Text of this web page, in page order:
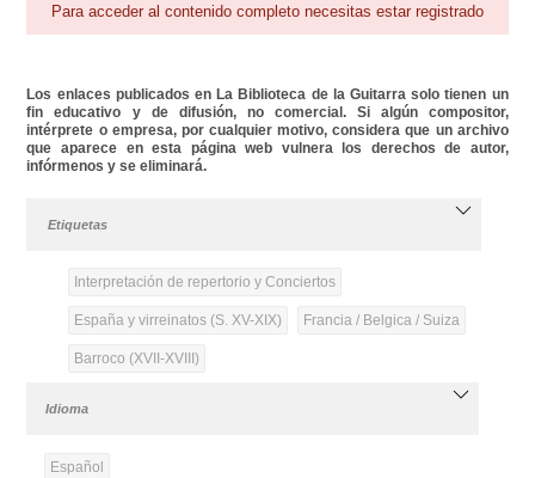
Para acceder al contenido completo necesitas estar registrado
Los enlaces publicados en La Biblioteca de la Guitarra solo tienen un
fin educativo y de difusión, no comercial. Si algún compositor,
intérprete o empresa, por cualquier motivo, considera que un archivo
que aparece en esta página web vulnera los derechos de autor,
infórmenos y se eliminará.
Etiquetas
Interpretación de repertorio y Conciertos
España y virreinatos (S. XV-XIX) Francia / Belgica / Suiza
Barroco (XVII-XVIII)
Idioma
Español